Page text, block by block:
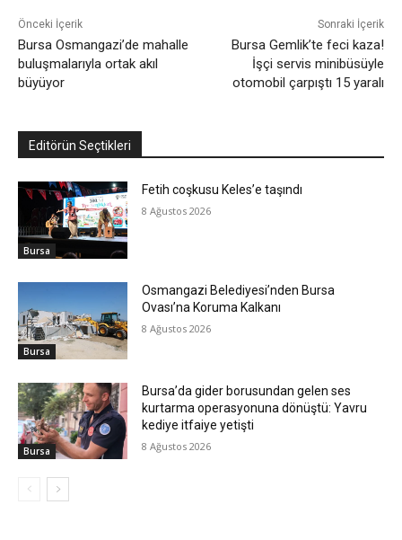
Önceki İçerik
Bursa Osmangazi’de mahalle
buluşmalarıyla ortak akıl
büyüyor
Sonraki İçerik
Bursa Gemlik’te feci kaza!
İşçi servis minibüsüyle
otomobil çarpıştı 15 yaralı
Editörün Seçtikleri
Bursa
Fetih coşkusu Keles’e taşındı
8 Ağustos 2026
Bursa
Osmangazi Belediyesi’nden Bursa
Ovası’na Koruma Kalkanı
8 Ağustos 2026
Bursa
Bursa’da gider borusundan gelen ses
kurtarma operasyonuna dönüştü: Yavru
kediye itfaiye yetişti
8 Ağustos 2026